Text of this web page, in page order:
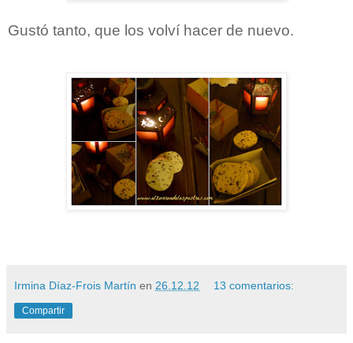
Gustó tanto, que los volví hacer de nuevo.
Irmina Díaz-Frois Martín en 26.12.12 13 comentarios:
Compartir